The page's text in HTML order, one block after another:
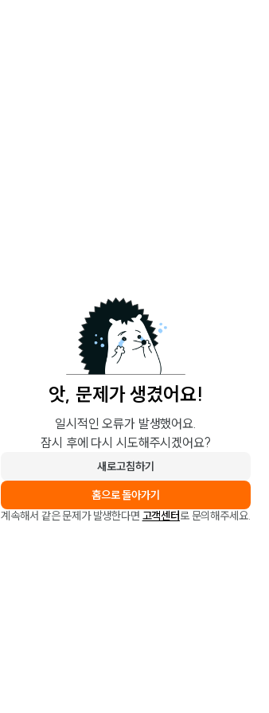
앗, 문제가 생겼어요!
일시적인 오류가 발생했어요.
잠시 후에 다시 시도해주시겠어요?
새로고침하기
홈으로 돌아가기
계속해서 같은 문제가 발생한다면 고객센터로 문의해주세요.